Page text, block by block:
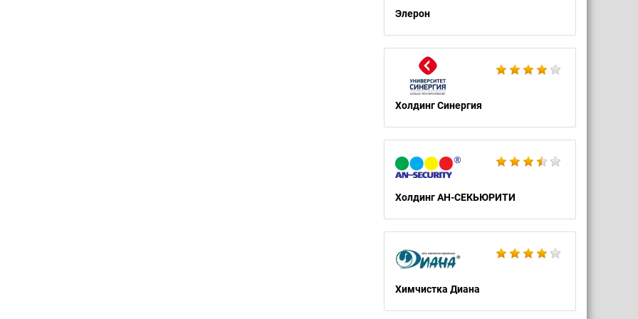
Элерон
Холдинг Синергия
Холдинг АН-СЕКЬЮРИТИ
Химчистка Диана